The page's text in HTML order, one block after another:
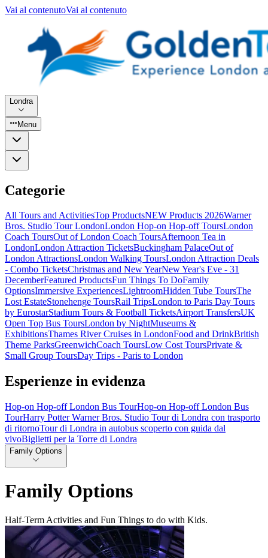
Vai al contenutoVai al contenuto
Londra
Menu
Categorie
All Tours and ActivitiesTop ProductsNEW Products 2026Warner
Bros. Studio Tour LondonLondon Hop-on Hop-off ToursLondon
Coach ToursOut of London Coach ToursAfternoon Tea in
LondonLondon Attraction TicketsBuckingham PalaceOut of
London AttractionsLondon Walking ToursLondon Attraction Deals
- Combo TicketsChristmas and New YearNew Year's Eve - 31
DecemberFeatured ProductsFun Things To DoFamily
OptionsImmersive ExperiencesLightroomHidden Tube ToursThe
Lost EstateStonehenge ToursRail TripsLondon to Paris Day Tours
by EurostarStadium Tours & Football TicketsAirport TransfersUK
Open Top Bus ToursLondon by NightMuseums &
ExhibitionsThames River Cruises in LondonFood and DrinkBritish
Theme ParksGreenwichCoach ToursLow Cost ToursPrivate &
Small Group ToursDay Trips - Paris to London
Esperienze in evidenza
Hop-on Hop-off London Bus TourHop-on Hop-off London Bus
TourHarry Potter Warner Bros. Studio Tour di Londra con trasporto
di ritornoTour di Londra in autobus scoperto con guida dal
vivoBiglietti per la Torre di Londra
Family Options
Family Options
Half-Term Activities and Fun Things to do with Kids.